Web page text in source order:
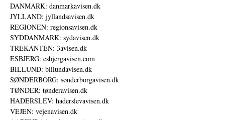
DANMARK: danmarkavisen.dk
JYLLAND: jyllandsavisen.dk
REGIONEN: regionsavisen.dk
SYDDANMARK: sydavisen.dk
TREKANTEN: 3avisen.dk
ESBJERG: esbjergavisen.com
BILLUND: billundavisen.dk
SØNDERBORG: sønderborgavisen.dk
TØNDER: tønderavisen.dk
HADERSLEV: haderslevavisen.dk
VEJEN: vejenavisen.dk